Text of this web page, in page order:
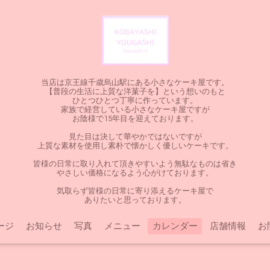
当店は京王線千歳烏山駅にある小さなケーキ屋です。
【普段の生活に上質な洋菓子を】という想いのもと
ひとつひとつ丁寧に作っています。
家族で経営している小さなケーキ屋ですが
お陰様で15年目を迎えております。
見た目は決して華やかではないですが
上質な素材を使用し素朴で懐かしく優しいケーキです。
皆様の日常に取り入れて頂きやすいよう無駄なものは省き
やさしい価格になるよう心がけております。
気取らず皆様の日常に寄り添えるケーキ屋で
ありたいと思っております。
ジ お知らせ 写真 メニュー カレンダー 店舗情報 お